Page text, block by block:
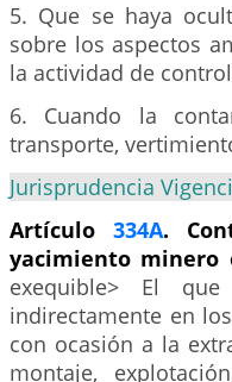
5. Que se haya
sobre los aspectos
la actividad de
6. Cuando la
transporte,
Jurisprudencia
Artículo334A.
yacimiento minero
exequible> El
indirectamente en
con ocasión a la
montaje,